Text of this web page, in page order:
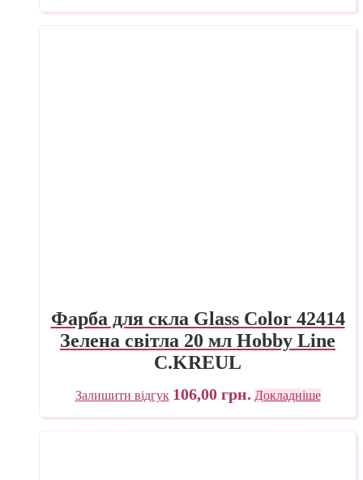
Фарба для скла Glass Color 42414
Зелена світла 20 мл Hobby Line
C.KREUL
Залишити відгук 106,00 грн. Докладніше